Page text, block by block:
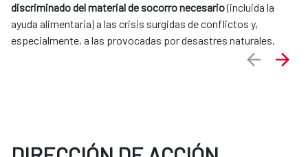
discriminado del material de socorro necesario(incluida la
ayuda alimentaria) a las crisis surgidas de conflictos y,
especialmente, a las provocadas por desastres naturales.